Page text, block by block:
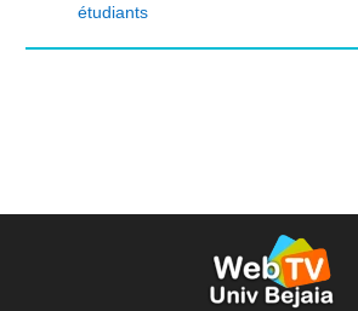
étudiants